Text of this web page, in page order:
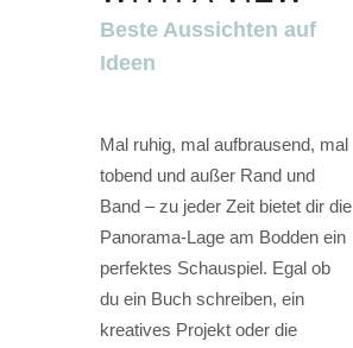
Beste Aussichten auf
Ideen
Mal ruhig, mal aufbrausend, mal
tobend und außer Rand und
Band – zu jeder Zeit bietet dir die
Panorama-Lage am Bodden ein
perfektes Schauspiel. Egal ob
du ein Buch schreiben, ein
kreatives Projekt oder die